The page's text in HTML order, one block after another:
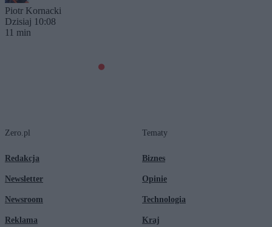
Piotr Kornacki
Dzisiaj 10:08
11 min
Zero.pl
Redakcja
Newsletter
Newsroom
Reklama
Tematy
Biznes
Opinie
Technologia
Kraj